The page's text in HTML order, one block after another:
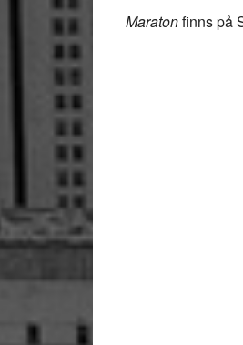
Maratonfinns på